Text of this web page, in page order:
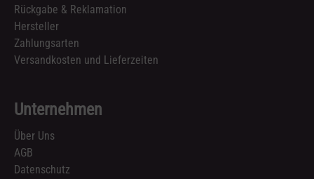
Rückgabe & Reklamation
Hersteller
Zahlungsarten
Versandkosten und Lieferzeiten
Unternehmen
Über Uns
AGB
Datenschutz